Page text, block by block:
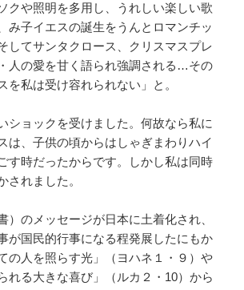
クや照明を多用し、うれしい楽しい歌
み子イエスの誕生をうんとロマンチッ
してサンタクロース、クリスマスプレ
人の愛を甘く語られ強調される…その
を私は受け容れられない」と。
ショックを受けました。何故なら私に
は、子供の頃からはしゃぎまわりハイ
す時だったからです。しかし私は同時
されました。
）のメッセージが日本に土着化され、
が国民的行事になる程発展したにもか
の人を照らす光」（ヨハネ１・９）や
れる大きな喜び」（ルカ２・10）から